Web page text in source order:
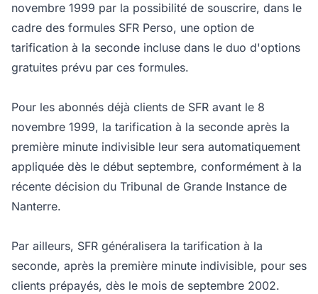
novembre 1999 par la possibilité de souscrire, dans le
cadre des formules SFR Perso, une option de
tarification à la seconde incluse dans le duo d'options
gratuites prévu par ces formules.
Pour les abonnés déjà clients de SFR avant le 8
novembre 1999, la tarification à la seconde après la
première minute indivisible leur sera automatiquement
appliquée dès le début septembre, conformément à la
récente décision du Tribunal de Grande Instance de
Nanterre.
Par ailleurs, SFR généralisera la tarification à la
seconde, après la première minute indivisible, pour ses
clients prépayés, dès le mois de septembre 2002.